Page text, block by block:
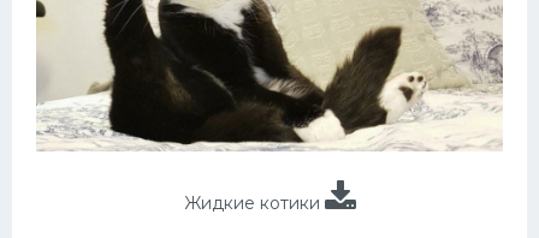
Жидкие котики